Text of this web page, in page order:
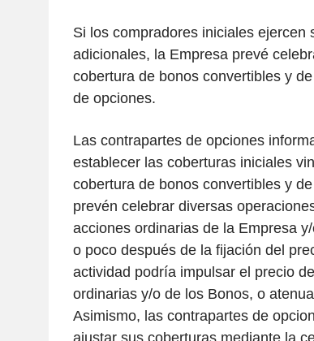
Si los compradores iniciales ejercen
adicionales, la Empresa prevé
cobertura de bonos convertibles y
de opciones.
Las contrapartes de opciones
establecer las coberturas iniciales
cobertura de bonos convertibles y
prevén celebrar diversas
acciones ordinarias de la Empresa
o poco después de la fijación del
actividad podría impulsar el precio
ordinarias y/o de los Bonos, o
Asimismo, las contrapartes de